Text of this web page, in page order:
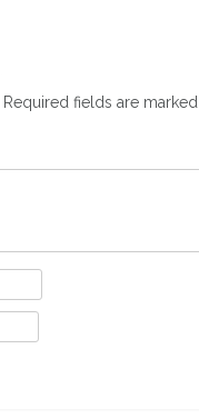
Required fields are marked